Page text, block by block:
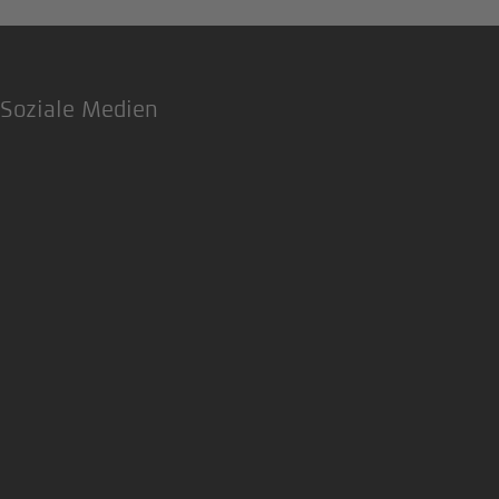
Soziale Medien